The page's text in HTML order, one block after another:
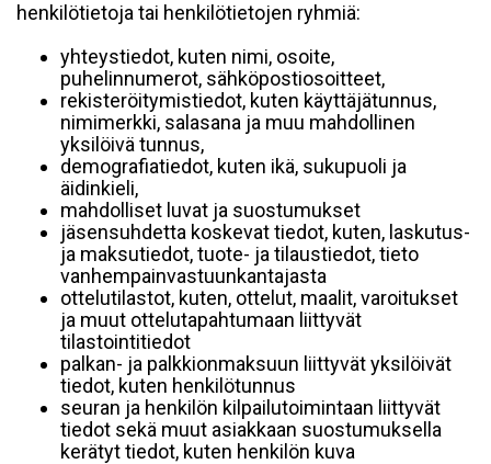
henkilötietoja tai henkilötietojen ryhmiä:
yhteystiedot, kuten nimi, osoite,
puhelinnumerot, sähköpostiosoitteet,
rekisteröitymistiedot, kuten käyttäjätunnus,
nimimerkki, salasana ja muu mahdollinen
yksilöivä tunnus,
demografiatiedot, kuten ikä, sukupuoli ja
äidinkieli,
mahdolliset luvat ja suostumukset
jäsensuhdetta koskevat tiedot, kuten, laskutus-
ja maksutiedot, tuote- ja tilaustiedot, tieto
vanhempainvastuunkantajasta
ottelutilastot, kuten, ottelut, maalit, varoitukset
ja muut ottelutapahtumaan liittyvät
tilastointitiedot
palkan- ja palkkionmaksuun liittyvät yksilöivät
tiedot, kuten henkilötunnus
seuran ja henkilön kilpailutoimintaan liittyvät
tiedot sekä muut asiakkaan suostumuksella
kerätyt tiedot, kuten henkilön kuva